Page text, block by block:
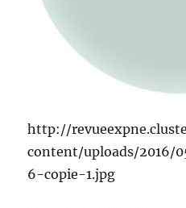
http://
content/uploads/2016/
6-copie-1.jpg